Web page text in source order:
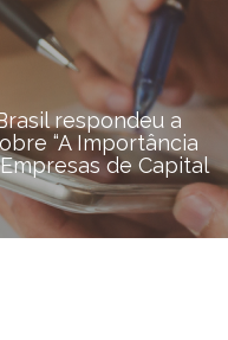
respondeu a
“A Importância
de Capital